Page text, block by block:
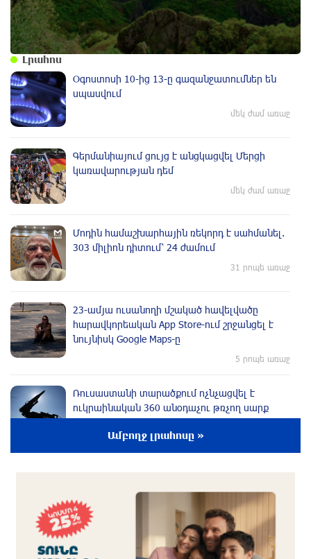
Լրահոս
Օգոստոսի 10-ից 13-ը գազանջատումներ են
սպասվում
մեկ ժամ առաջ
Գերմանիայում ցույց է անցկացվել Մերցի
կառավարության դեմ
մեկ ժամ առաջ
Մոդին համաշխարհային ռեկորդ է սահմանել.
303 միլիոն դիտում՝ 24 ժամում
31 րոպե առաջ
23-ամյա ուսանողի մշակած հավելվածը
հարավկորեական App Store-ում շրջանցել է
նույնիսկ Google Maps-ը
5 րոպե առաջ
Ռուսաստանի տարածքում ոչնչացվել է
ուկրաինական 360 անօդաչու թռչող սարք
հասցեներում լույս չի լինելու
33 րոպե առաջ
Ողբերգական դեպք՝ Երևանում․ Կիևյան
Ամբողջ լրահոսը »